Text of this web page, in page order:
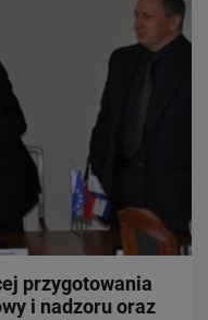
przygotowania
i nadzoru oraz